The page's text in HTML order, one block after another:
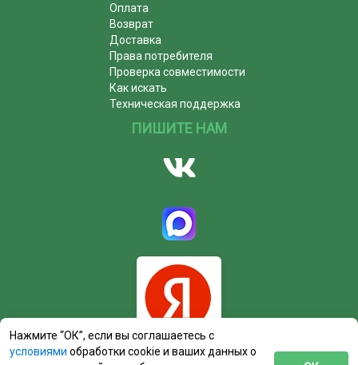
Оплата
Возврат
Доставка
Права потребителя
Проверка совместимости
Как искать
Техническая поддержка
ПИШИТЕ НАМ
Нажмите “ОК”, если вы соглашаетесь с
условиями обработки cookie и ваших данных о